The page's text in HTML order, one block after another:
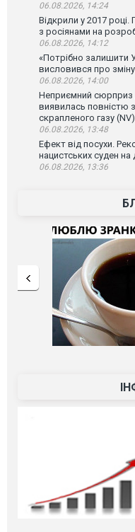
06.08.2026, 14:24
Відкрили у 2017
з росіянами на
06.08.2026, 14:12
«Потрібно залишити
висловився про
06.08.2026, 14:00
Неприємний сюрприз
виявилась повністю
скрапленого газу (NV)
06.08.2026, 13:48
Ефект від посухи.
нацистських суден на
06.08.2026, 13:36